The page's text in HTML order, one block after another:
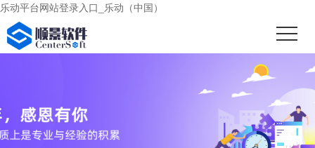
乐动平台网站登录入口_乐动（中国）